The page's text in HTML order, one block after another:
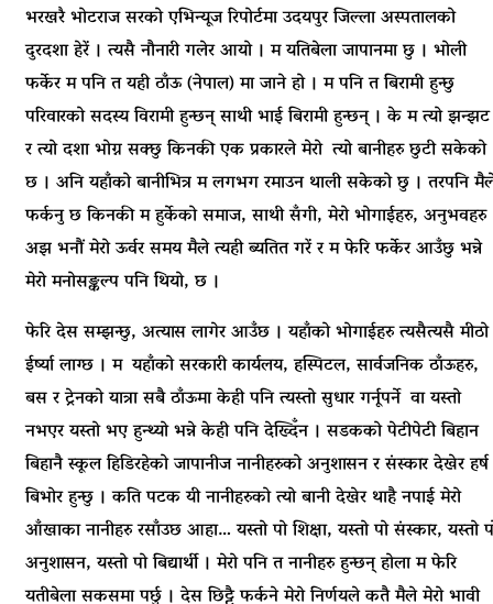
भरखरै भोटराज सरको एभिन्यूज रिपोर्टमा उदयपुर जिल्ला अस्पतालको
दुरदशा हेरें । त्यसै नौनारी गलेर आयो । म यतिबेला जापानमा छु । भोली
फर्केर म पनि त यही ठाँऊ (नेपाल) मा जाने हो । म पनि त बिरामी हुन्छु
परिवारको सदस्य विरामी हुन्छन् साथी भाई बिरामी हुन्छन् । के म त्यो झन्झट
र त्यो दशा भोग्न सक्छु किनकी एक प्रकारले मेरो त्यो बानीहरु छुटी सकेको
छ । अनि यहाँको बानीभित्र म लगभग रमाउन थाली सकेको छु । तरपनि
फर्कनु छ किनकी म हुर्केको समाज, साथी सँगी, मेरो भोगाईहरु, अनुभवहरु
अझ भनौं मेरो ऊर्वर समय मैले त्यही ब्यतित गरें र म फेरि फर्केर आउँछु भन्ने
मेरो मनोसङ्कल्प पनि थियो, छ ।
फेरि देस सम्झन्छु, अत्यास लागेर आउँछ । यहाँको भोगाईहरु त्यसैत्यसै मीठो
ईर्ष्या लाग्छ । म यहाँको सरकारी कार्यलय, हस्पिटल, सार्वजनिक ठाँऊहरु,
बस र ट्रेनको यात्रा सबै ठाँऊमा केही पनि त्यस्तो सुधार गर्नूपर्ने वा यस्तो
नभएर यस्तो भए हुन्थ्यो भन्ने केही पनि देख्दिँन । सडकको पेटीपेटी बिहान
बिहानै स्कूल हिडिरहेको जापानीज नानीहरुको अनुशासन र संस्कार देखेर हर्ष
बिभोर हुन्छु । कति पटक यी नानीहरुको त्यो बानी देखेर थाहै नपाई मेरो
आँखाका नानीहरु रसाँउछ आहा… यस्तो पो शिक्षा, यस्तो पो संस्कार, यस्तो
अनुशासन, यस्तो पो बिद्यार्थी । मेरो पनि त नानीहरु हुन्छन् होला म फेरि
यतीबेला सकसमा पर्छु । देस छिट्टै फर्कने मेरो निर्णयले कतै मैले मेरो भावी